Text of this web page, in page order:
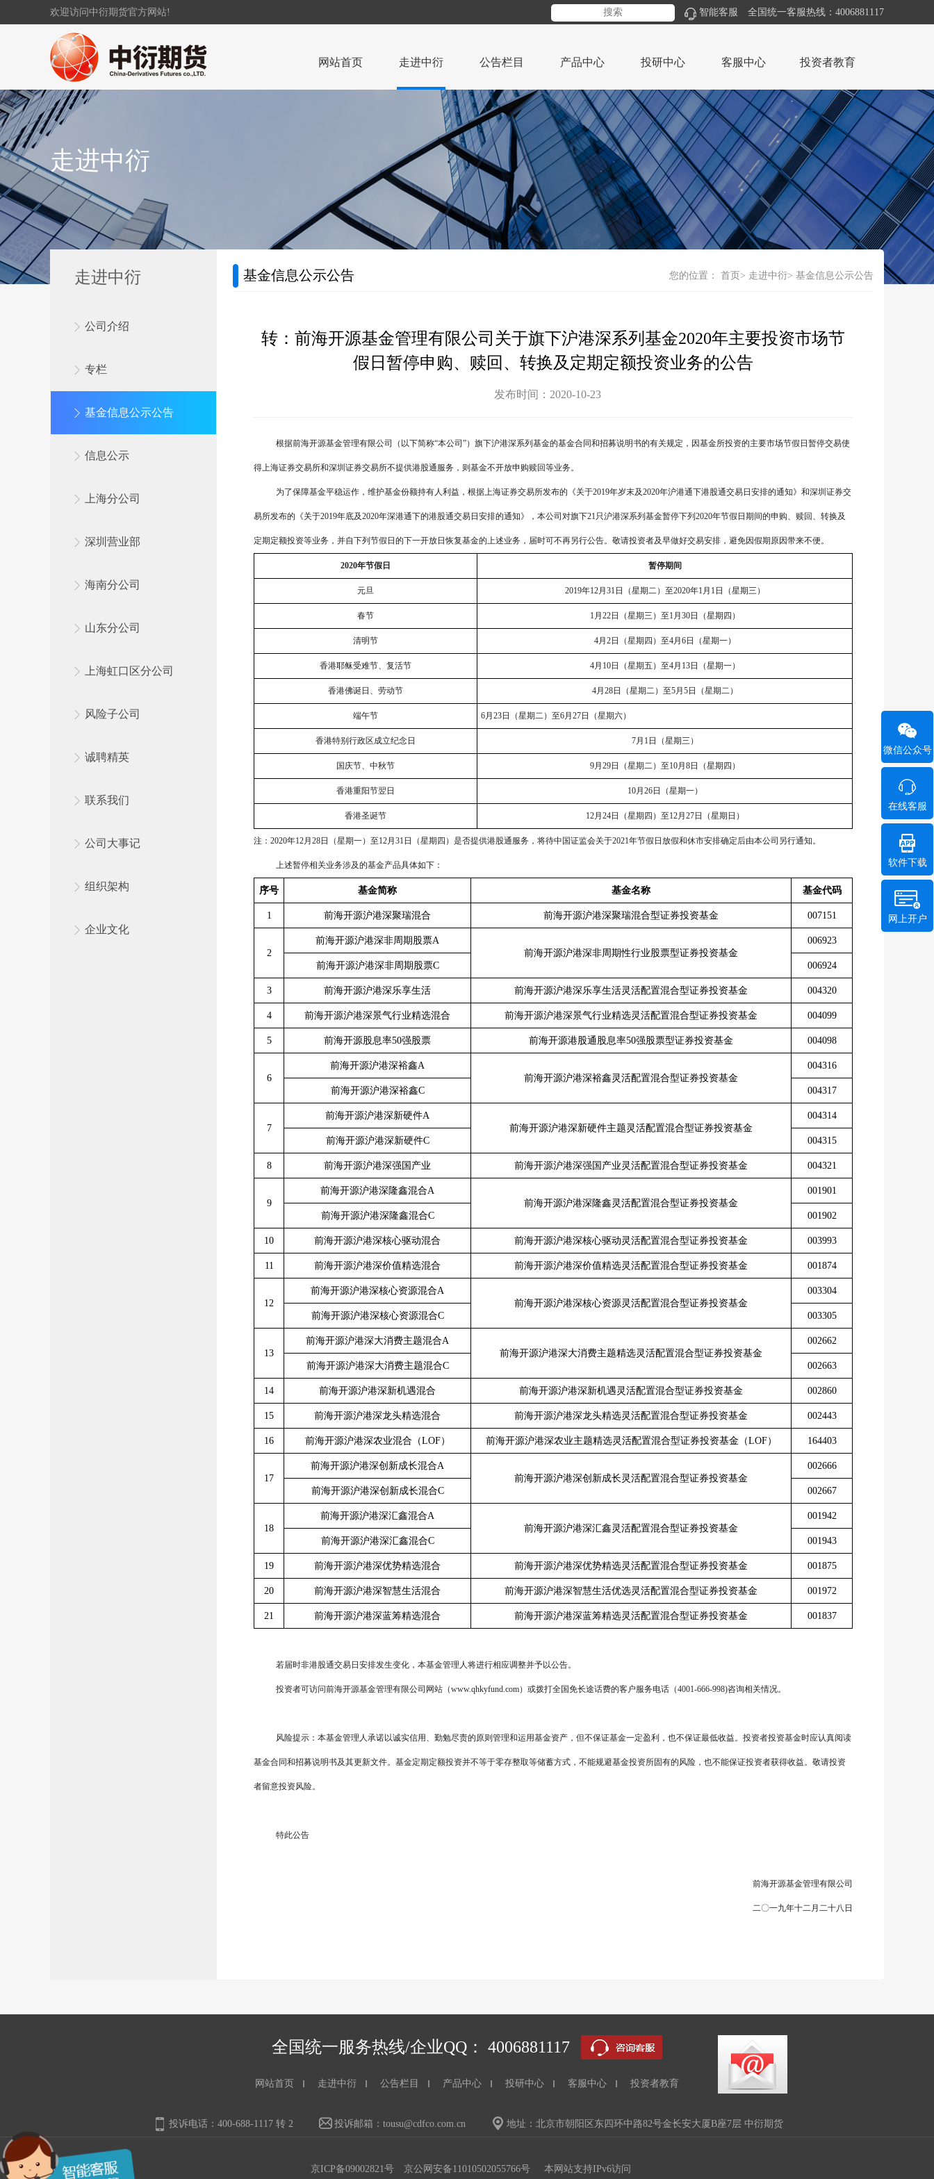
欢迎访问中衍期货官方网站! 智能客服 全国统一客服热线：4006881117
网站首页 走进中衍 公告栏目 产品中心 投研中心 客服中心 投资者教育
走进中衍
走进中衍
公司介绍
专栏
基金信息公示公告
信息公示
上海分公司
深圳营业部
海南分公司
山东分公司
上海虹口区分公司
风险子公司
诚聘精英
联系我们
公司大事记
组织架构
企业文化
基金信息公示公告 您的位置： 首页 走进中衍 基金信息公示公告
转：前海开源基金管理有限公司关于旗下沪港深系列基金2020年主要投资市场节
假日暂停申购、赎回、转换及定期定额投资业务的公告
发布时间：2020-10-23
根据前海开源基金管理有限公司（以下简称“本公司”）旗下沪港深系列基金的基金合同和招募说明书的有关规定，因基金所投资的主要市场节假日暂停交易使
得上海证券交易所和深圳证券交易所不提供港股通服务，则基金不开放申购赎回等业务。
为了保障基金平稳运作，维护基金份额持有人利益，根据上海证券交易所发布的《关于2019年岁末及2020年沪港通下港股通交易日安排的通知》和深圳证券交
易所发布的《关于2019年底及2020年深港通下的港股通交易日安排的通知》，本公司对旗下21只沪港深系列基金暂停下列 2020年节假日期间的申购、赎回、转换及
定期定额投资等业务，并自下列节假日的下一开放日恢复基金的上述业务，届时可不再另行公告。敬请投资者及早做好交易安排，避免因假期原因带来不便。
2020年节假日 暂停期间
元旦 2019年12月 31 日（星期二）至2020年1 月 1 日（星期三）
春节 1月 22日（星期三）至1 月 30日（星期四）
清明节 4月 2日（星期四）至4月 6日（星期一）
香港耶稣受难节、复活节 4月 10日（星期五）至4月 13日（星期一）
香港佛诞日、劳动节 4月 28日（星期二）至5月 5日（星期二）
端午节 6月 23日（星期二）至6月 27日（星期六）
香港特别行政区成立纪念日 7月 1 日（星期三）
国庆节、中秋节 9月 29日（星期二）至10月 8日（星期四）
香港重阳节翌日 10月 26日（星期一）
香港圣诞节 12月 24日（星期四）至12月 27日（星期日）
注： 2020年12月 28日（星期一）至12月 31 日（星期四）是否提供港股通服务，将待中国证监会关于2021年节假日放假和休市安排确定后由本公司另行通知。
上述暂停相关业务涉及的基金产品具体如下：
序号 基金简称 基金名称 基金代码
1 前海开源沪港深聚瑞混合 前海开源沪港深聚瑞混合型证券投资基金 007151
2
前海开源沪港深非周期股票A
前海开源沪港深非周期性行业股票型证券投资基金
006923
前海开源沪港深非周期股票C 006924
3 前海开源沪港深乐享生活 前海开源沪港深乐享生活灵活配置混合型证券投资基金 004320
4 前海开源沪港深景气行业精选混合 前海开源沪港深景气行业精选灵活配置混合型证券投资基金 004099
5 前海开源股息率50强股票 前海开源港股通股息率50强股票型证券投资基金 004098
6
前海开源沪港深裕鑫A
前海开源沪港深裕鑫灵活配置混合型证券投资基金
004316
前海开源沪港深裕鑫C 004317
7
前海开源沪港深新硬件A
前海开源沪港深新硬件主题灵活配置混合型证券投资基金
004314
前海开源沪港深新硬件C 004315
8 前海开源沪港深强国产业 前海开源沪港深强国产业灵活配置混合型证券投资基金 004321
9
前海开源沪港深隆鑫混合A
前海开源沪港深隆鑫灵活配置混合型证券投资基金
001901
前海开源沪港深隆鑫混合C 001902
10 前海开源沪港深核心驱动混合 前海开源沪港深核心驱动灵活配置混合型证券投资基金 003993
11 前海开源沪港深价值精选混合 前海开源沪港深价值精选灵活配置混合型证券投资基金 001874
12
前海开源沪港深核心资源混合A
前海开源沪港深核心资源灵活配置混合型证券投资基金
003304
前海开源沪港深核心资源混合C 003305
13
前海开源沪港深大消费主题混合A
前海开源沪港深大消费主题精选灵活配置混合型证券投资基金
002662
前海开源沪港深大消费主题混合C 002663
14 前海开源沪港深新机遇混合 前海开源沪港深新机遇灵活配置混合型证券投资基金 002860
15 前海开源沪港深龙头精选混合 前海开源沪港深龙头精选灵活配置混合型证券投资基金 002443
16 前海开源沪港深农业混合（LOF） 前海开源沪港深农业主题精选灵活配置混合型证券投资基金（LOF） 164403
17
前海开源沪港深创新成长混合A
前海开源沪港深创新成长灵活配置混合型证券投资基金
002666
前海开源沪港深创新成长混合C 002667
18
前海开源沪港深汇鑫混合A
前海开源沪港深汇鑫灵活配置混合型证券投资基金
001942
前海开源沪港深汇鑫混合C 001943
19 前海开源沪港深优势精选混合 前海开源沪港深优势精选灵活配置混合型证券投资基金 001875
20 前海开源沪港深智慧生活混合 前海开源沪港深智慧生活优选灵活配置混合型证券投资基金 001972
21 前海开源沪港深蓝筹精选混合 前海开源沪港深蓝筹精选灵活配置混合型证券投资基金 001837
若届时非港股通交易日安排发生变化，本基金管理人将进行相应调整并予以公告。
投资者可访问前海开源基金管理有限公司网站（www.qhkyfund.com）或拨打全国免长途话费的客户服务电话（4001-666-998)咨询相关情况。
风险提示：本基金管理人承诺以诚实信用、勤勉尽责的原则管理和运用基金资产，但不保证基金一定盈利，也不保证最低收益。投资者投资基金时应认真阅读
基金合同和招募说明书及其更新文件。基金定期定额投资并不等于零存整取等储蓄方式，不能规避基金投资所固有的风险，也不能保证投资者获得收益。敬请投资
者留意投资风险。
特此公告
前海开源基金管理有限公司
二〇一九年十二月二十八日
全国统一服务热线/企业QQ： 4006881117
网站首页 走进中衍 公告栏目 产品中心 投研中心 客服中心 投资者教育
投诉电话：400-688-1117 转 2 投诉邮箱：tousu@cdfco.com.cn 地址：北京市朝阳区东四环中路82号金长安大厦B座7层 中衍期货
京ICP备09002821号 京公网安备11010502055766号 本网站支持IPv6访问
微信公众号
在线客服
软件下载
网上开户